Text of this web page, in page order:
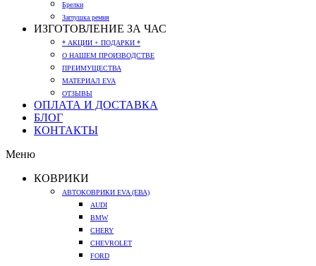
Брелки
Заглушка ремня
ИЗГОТОВЛЕНИЕ ЗА ЧАС
* АКЦИИ + ПОДАРКИ *
О НАШЕМ ПРОИЗВОДСТВЕ
ПРЕИМУЩЕСТВА
МАТЕРИАЛ EVA
ОТЗЫВЫ
ОПЛАТА И ДОСТАВКА
БЛОГ
КОНТАКТЫ
Меню
КОВРИКИ
АВТОКОВРИКИ EVA (ЕВА)
AUDI
BMW
CHERY
CHEVROLET
FORD